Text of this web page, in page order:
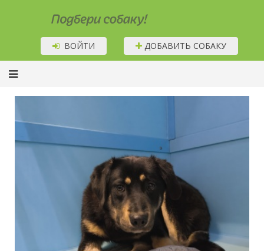
Подбери собаку!
ВОЙТИ ДОБАВИТЬ СОБАКУ